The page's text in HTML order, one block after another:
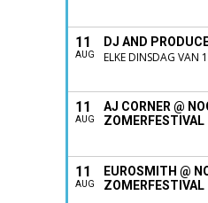
11
AUG
DJ AND
ELKE DINSDAG VAN
11
AUG
AJ CORNER @
ZOMERFESTIVAL
11
AUG
EUROSMITH @
ZOMERFESTIVAL